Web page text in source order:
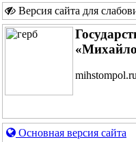
Версия сайта для
Основная версия сайта